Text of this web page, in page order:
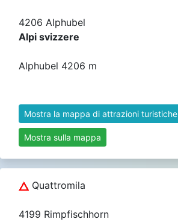
4206 Alphubel
Alpi svizzere
Alphubel 4206 m
Mostra la mappa di attrazioni turistiche
Mostra sulla mappa
Quattromila
4199 Rimpfischhorn